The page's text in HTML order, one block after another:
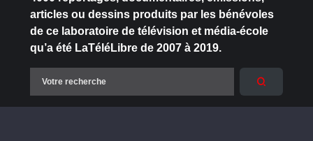
articles ou dessins produits par les bénévoles
de ce laboratoire de télévision et média-école
qu’a été LaTéléLibre de 2007 à 2019.